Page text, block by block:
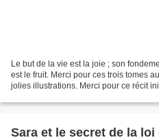
Le but de la vie est la joie ; son
est le fruit. Merci pour ces trois tomes
jolies illustrations. Merci pour ce récit
Sara et le secret de la